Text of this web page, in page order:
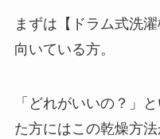
まずは【ドラム式洗
向いている方。
「どれがいいの？」
た方にはこの乾燥方